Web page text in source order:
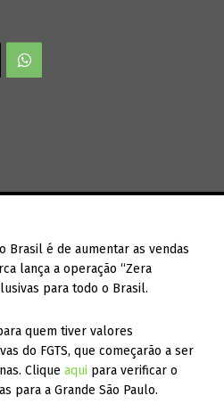
Brasil é de aumentar as vendas
lança a operação “Zera
para todo o Brasil.
quem tiver valores
do FGTS, que começarão a ser
Cliqueaqui para verificar o
para a Grande São Paulo.